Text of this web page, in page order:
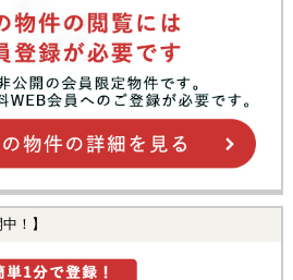
！】